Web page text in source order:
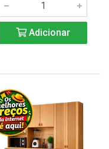
Adicionar